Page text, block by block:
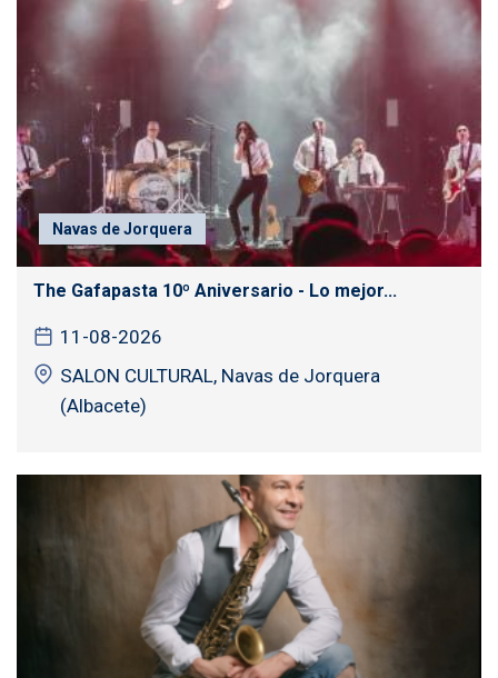
Navas de Jorquera
The Gafapasta 10º Aniversario - Lo mejor...
11-08-2026
SALON CULTURAL, Navas de Jorquera
(Albacete)